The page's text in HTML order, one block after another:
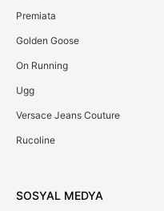
Premiata
Golden Goose
On Running
Ugg
Versace Jeans Couture
Rucoline
SOSYAL MEDYA